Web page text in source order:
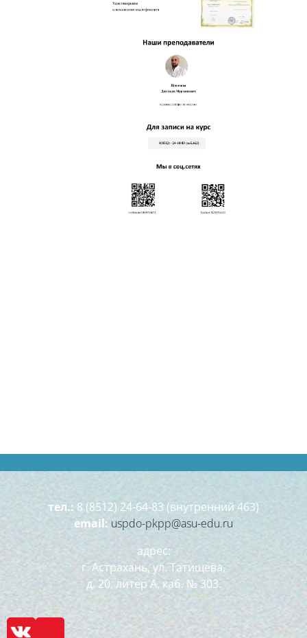
тел.: 8 (8512) 24-64-83 (внутренний 463)
email: uspdo-pkpp@asu-edu.ru
адрес:
г. Астрахань, ул. Татищева,
д. 20, литер А, каб. № 303.